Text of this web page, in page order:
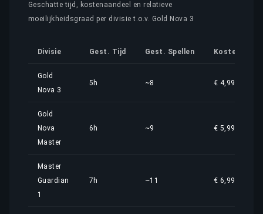
Geschatte tijd, kostenaandeel en relatieve
moeilijkheidsgraad per divisie t.o.v. Gold Nova 3
Divisie Gest. Tijd Gest. Spellen
Gold
Nova 3
5h ~8 € 4,99
Gold
Nova
Master
6h ~9 € 5,99
Master
Guardian
1
7h ~11 € 6,99